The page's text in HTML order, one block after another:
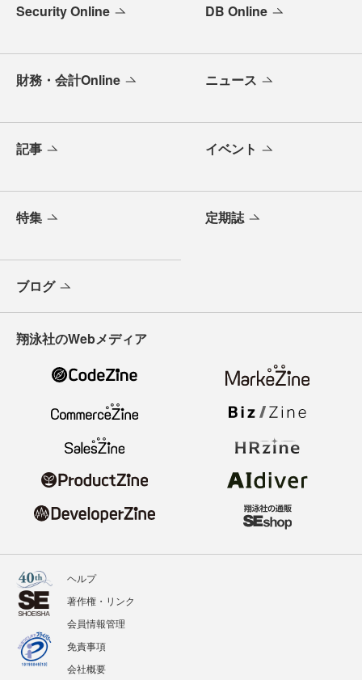
Security Online DB Online
財務・会計Online ニュース
記事 イベント
特集 定期誌
ブログ
翔泳社のWebメディア
ヘルプ
著作権・リンク
会員情報管理
免責事項
会社概要